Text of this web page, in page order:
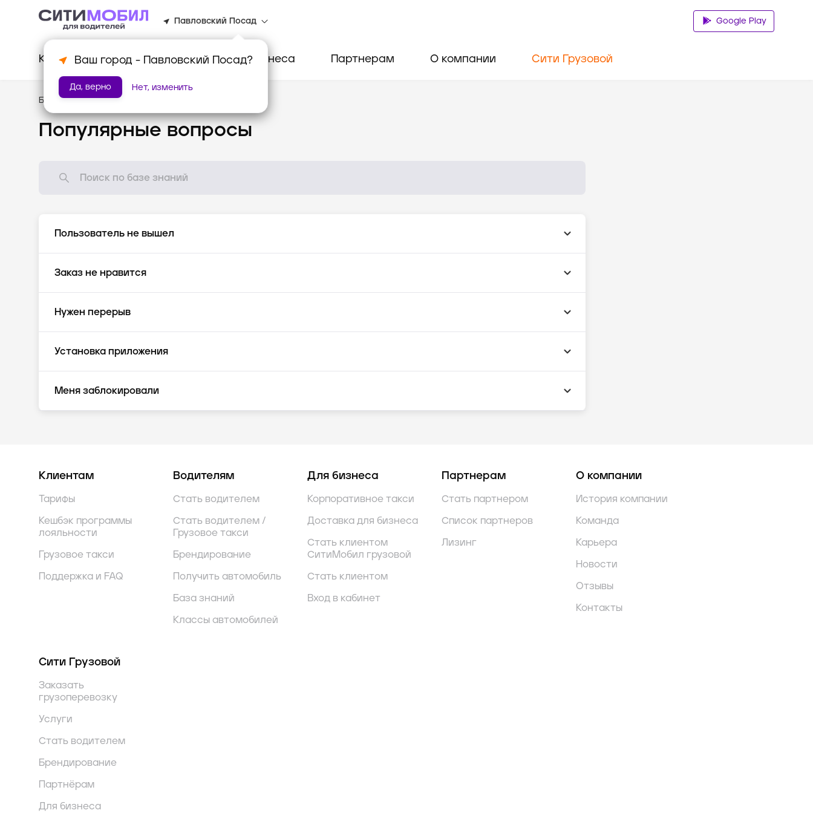
Павловский Посад
Ваш город - Павловский Посад?
Да, верно Нет, изменить
Google Play
Клиентам Водителям Для бизнеса Партнерам О компании Сити Грузовой
База знаний /Популярные вопросы
Популярные вопросы
Пользователь не вышел
Заказ не нравится
Нужен перерыв
Установка приложения
Меня заблокировали
Клиентам
Тарифы
Кешбэк программы
лояльности
Грузовое такси
Поддержка и FAQ
Водителям
Стать водителем
Стать водителем /
Грузовое такси
Брендирование
Получить автомобиль
База знаний
Классы автомобилей
Для бизнеса
Корпоративное такси
Доставка для бизнеса
Стать клиентом
СитиМобил грузовой
Стать клиентом
Вход в кабинет
Партнерам
Стать партнером
Список партнеров
Лизинг
О компании
История компании
Команда
Карьера
Новости
Отзывы
Контакты
Сити Грузовой
Заказать
грузоперевозку
Услуги
Стать водителем
Брендирование
Партнёрам
Для бизнеса